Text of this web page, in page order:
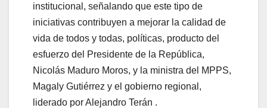
institucional, señalando que este tipo de
iniciativas contribuyen a mejorar la calidad de
vida de todos y todas, políticas, producto del
esfuerzo del Presidente de la República,
Nicolás Maduro Moros, y la ministra del MPPS,
Magaly Gutiérrez y el gobierno regional,
liderado por Alejandro Terán .